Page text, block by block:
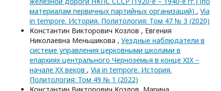
материалам первичных партийных организаций) , Via
in tempore. История. Политология: Том 47 № 3 (2020)
Константин Викторович Козлов , Евгения
Николаевна Меньшикова , Уездные наблюдатели в
системе управления церковными школами в
епархиях центрального Черноземья в конце XIX –
начале XX веков , Via in tempore. История.
Политология: Том 49 № 1 (2022)